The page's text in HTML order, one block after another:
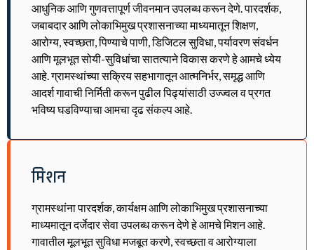
आधुनिक आणि गुणवत्तापूर्ण जीवनमान उपलब्ध करून देणे. पारदर्शक,
जबाबदार आणि लोकाभिमुख प्रशासनाच्या माध्यमातून शिक्षण,
आरोग्य, स्वच्छता, पिण्याचे पाणी, डिजिटल सुविधा, पर्यावरण संवर्धन
आणि मूलभूत सोयी-सुविधांचा सातत्याने विकास करणे हे आमचे ध्येय
आहे. ग्रामस्थांच्या सक्रिय सहभागातून आत्मनिर्भर, समृद्ध आणि
आदर्श गावाची निर्मिती करून पुढील पिढ्यांसाठी उज्ज्वल व प्रगत
भविष्य घडविण्याचा आमचा दृढ संकल्प आहे.
मिशन
ग्रामस्थांना पारदर्शक, कार्यक्षम आणि लोकाभिमुख प्रशासनाच्या
माध्यमातून दर्जेदार सेवा उपलब्ध करून देणे हे आमचे मिशन आहे.
गावातील मूलभूत सुविधा मजबूत करणे, स्वच्छता व आरोग्याला